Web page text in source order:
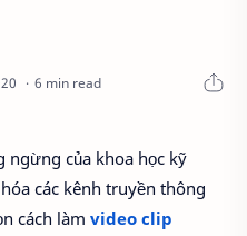
6 min read
ngừng của khoa học kỹ
các kênh truyền thông
cách làm video clip